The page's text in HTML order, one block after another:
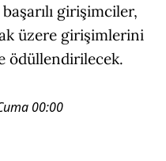
girişimciler,
üzere girişimlerini
ödüllendirilecek.
00:00